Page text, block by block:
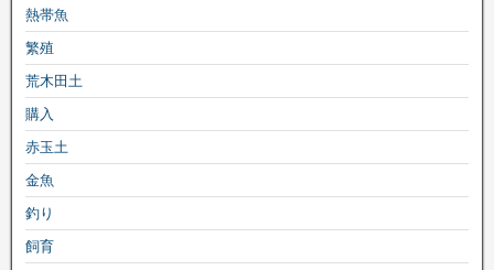
熱帯魚
繁殖
荒木田土
購入
赤玉土
金魚
釣り
飼育